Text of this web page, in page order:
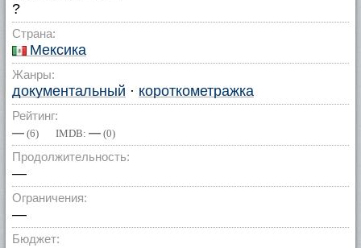
?
Страна:
Мексика
Жанры:
документальный · короткометражка
Рейтинг:
— (6) IMDB: — (0)
Продолжительность:
—
Ограничения:
—
Бюджет: